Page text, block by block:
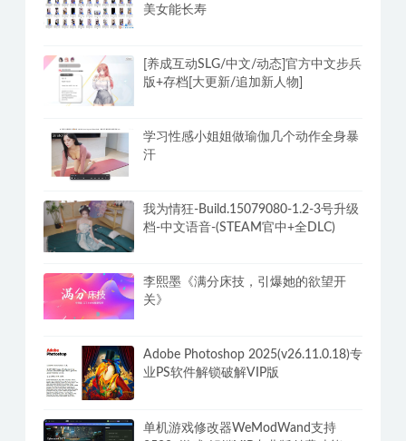
美女能长寿
[养成互动SLG/中文/动态]官方中文步兵
版+存档[大更新/追加新人物]
学习性感小姐姐做瑜伽几个动作全身暴
汗
我为情狂-Build.15079080-1.2-3号升级
档-中文语音-(STEAM官中+全DLC)
李熙墨《满分床技，引爆她的欲望开
关》
Adobe Photoshop 2025(v26.11.0.18)专
业PS软件解锁破解VIP版
单机游戏修改器WeModWand支持